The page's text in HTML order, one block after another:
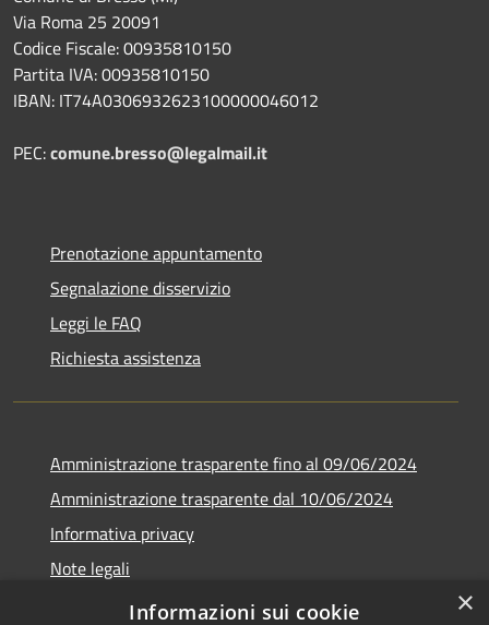
Via Roma 25 20091
Codice Fiscale: 00935810150
Partita IVA: 00935810150
IBAN: IT74A0306932623100000046012
PEC:comune.bresso@legalmail.it
Prenotazione appuntamento
Segnalazione disservizio
Leggi le FAQ
Richiesta assistenza
Amministrazione trasparente fino al 09/06/2024
Amministrazione trasparente dal 10/06/2024
Informativa privacy
Note legali
Dichiarazione di accessibilità
×
Informazioni sui cookie